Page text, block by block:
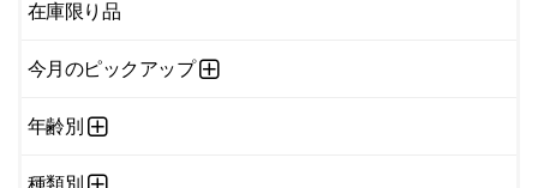
在庫限り品
今月のピックアップ
年齢別